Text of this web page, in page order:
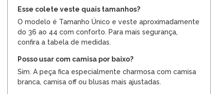
Esse colete veste quais tamanhos?
O modelo é Tamanho Único e veste aproximadamente
do 36 ao 44 com conforto. Para mais segurança,
confira a tabela de medidas.
Posso usar com camisa por baixo?
Sim. A peça fica especialmente charmosa com camisa
branca, camisa off ou blusas mais ajustadas.